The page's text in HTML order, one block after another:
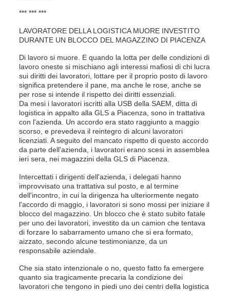
*** *** ***
LAVORATORE DELLA LOGISTICA MUORE INVESTITO
DURANTE UN BLOCCO DEL MAGAZZINO DI PIACENZA
Di lavoro si muore. E quando la lotta per delle condizioni di
lavoro oneste si mischiano agli interessi mafiosi di chi lucra
sui diritti dei lavoratori, lottare per il proprio posto di lavoro
significa pretendere il pane, ma anche le rose, anche se
per rose si intende il rispetto dei diritti essenziali.
Da mesi i lavoratori iscritti alla USB della SAEM, ditta di
logistica in appalto alla GLS a Piacenza, sono in trattativa
con l'azienda. Un accordo era stato raggiunto a maggio
scorso, e prevedeva il reintegro di alcuni lavoratori
licenziati. A seguito del mancato rispetto di questo accordo
da parte dell'azienda, i lavoratori erano scesi in assemblea
ieri sera, nei magazzini della GLS di Piacenza.
Intercettati i dirigenti dell'azienda, i delegati hanno
improvvisato una trattativa sul posto, e al termine
dell'incontro, in cui la dirigenza ha ulteriormente negato
l'accordo di maggio, i lavoratori si sono mossi per iniziare il
blocco del magazzino. Un blocco che è stato subito fatale
per uno dei lavoratori, investito da un camion che tentava
di forzare lo sabarramento umano che si era formato,
aizzato, secondo alcune testimonianze, da un
responsabile aziendale.
Che sia stato intenzionale o no, questo fatto fa emergere
quanto sia tragicamente precaria la condizione dei
lavoratori che tengono in piedi uno dei centri della logistica